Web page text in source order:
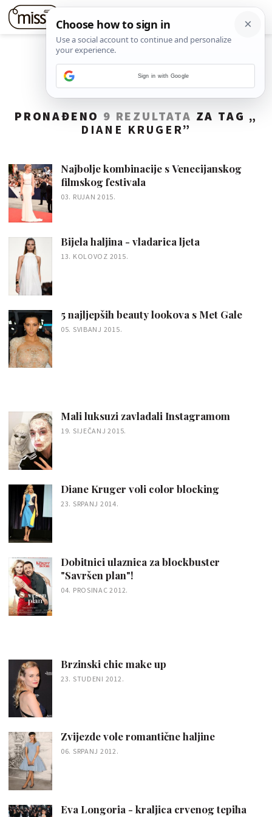
PRONAĐENO 9 REZULTATA ZA TAG „
DIANE KRUGER”
Najbolje kombinacije s Venecijanskog
filmskog festivala
03. RUJAN 2015.
Bijela haljina - vladarica ljeta
13. KOLOVOZ 2015.
5 najljepših beauty lookova s Met Gale
05. SVIBANJ 2015.
Mali luksuzi zavladali Instagramom
19. SIJEČANJ 2015.
Diane Kruger voli color blocking
23. SRPANJ 2014.
Dobitnici ulaznica za blockbuster
"Savršen plan"!
04. PROSINAC 2012.
Brzinski chic make up
23. STUDENI 2012.
Zvijezde vole romantične haljine
06. SRPANJ 2012.
Eva Longoria - kraljica crvenog tepiha
Sign in with Google